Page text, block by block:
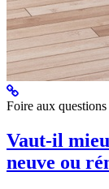
Foire aux questions
Vaut-il
neuve ou